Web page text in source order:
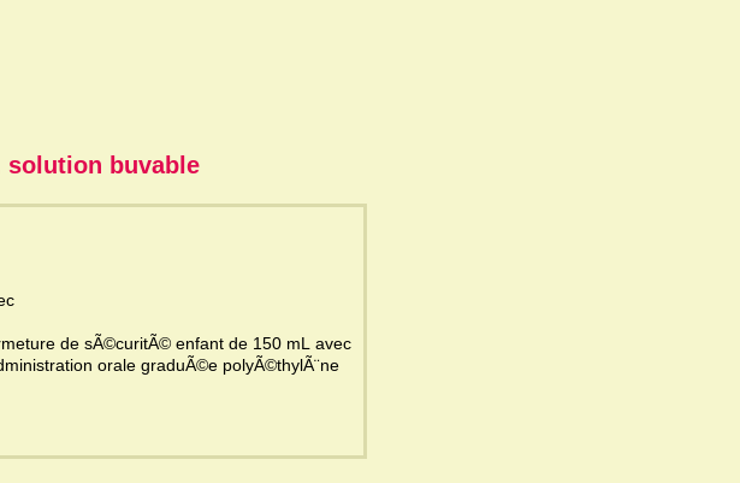
solution buvable
de sÃ©curitÃ© enfant de 150 mL avec
orale graduÃ©e polyÃ©thylÃ¨ne